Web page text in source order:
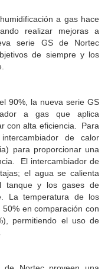
a gas hace
realizar mejoras a
serie GS de Nortec
de siempre y los
90%, la nueva serie GS
a gas que aplica
con alta eficiencia. Para
de calor
para proporcionar una
El intercambiador de
el agua se calienta
tanque y los gases de
La temperatura de los
en comparación con
permitiendo el uso de